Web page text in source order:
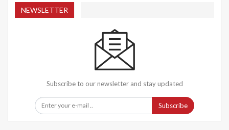
NEWSLETTER
Subscribe to our newsletter and stay updated
Subscribe